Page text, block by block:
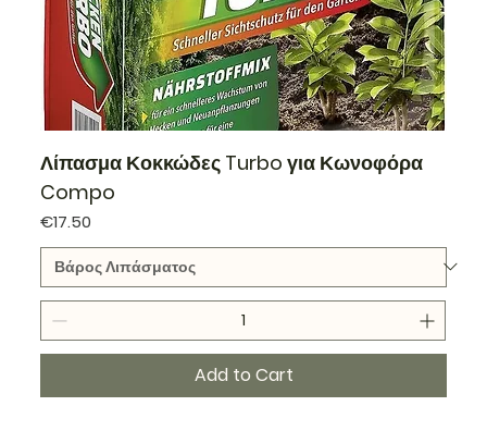
Λίπασμα Κοκκώδες Turbo για Κωνοφόρα
Compo
Price
€17.50
Add to Cart